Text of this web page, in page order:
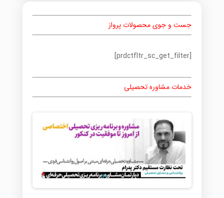
جست و جوی محصولات پرواز
[prdctfltr_sc_get_filter]
خدمات مشاوره تحصیلی